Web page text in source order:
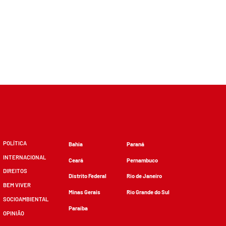
POLÍTICA
INTERNACIONAL
DIREITOS
BEM VIVER
SOCIOAMBIENTAL
OPINIÃO
Bahia
Ceará
Distrito Federal
Minas Gerais
Paraíba
Paraná
Pernambuco
Rio de Janeiro
Rio Grande do Sul